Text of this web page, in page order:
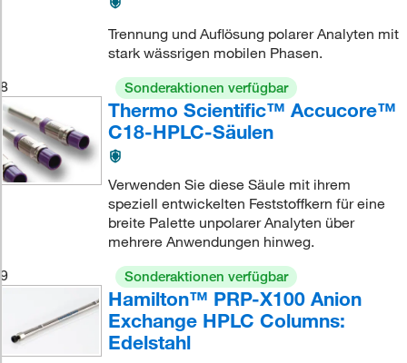
Trennung und Auflösung polarer Analyten mit
stark wässrigen mobilen Phasen.
8
Sonderaktionen verfügbar
Thermo Scientific™ Accucore™
C18-HPLC-Säulen
Verwenden Sie diese Säule mit ihrem
speziell entwickelten Feststoffkern für eine
breite Palette unpolarer Analyten über
mehrere Anwendungen hinweg.
9
Sonderaktionen verfügbar
Hamilton™ PRP-X100 Anion
Exchange HPLC Columns:
Edelstahl